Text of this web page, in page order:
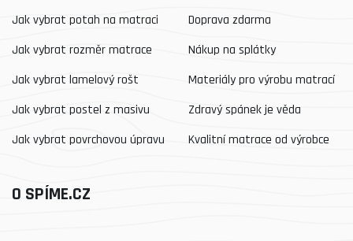
Jak vybrat potah na matraci
Jak vybrat rozměr matrace
Jak vybrat lamelový rošt
Jak vybrat postel z masivu
Jak vybrat povrchovou úpravu
Doprava zdarma
Nákup na splátky
Materiály pro výrobu matrací
Zdravý spánek je věda
Kvalitní matrace od výrobce
O SPÍME.CZ